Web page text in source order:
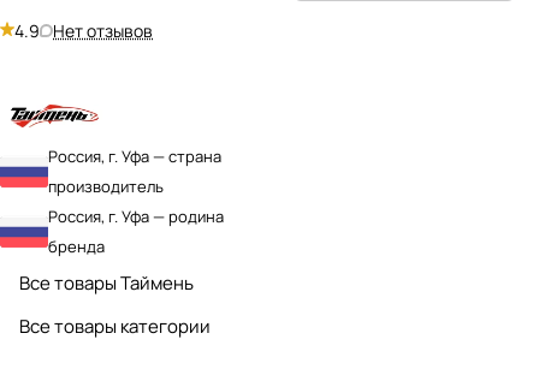
4.9 Нет отзывов
Россия, г. Уфа — страна
производитель
Россия, г. Уфа — родина
бренда
Все товары Таймень
Все товары категории